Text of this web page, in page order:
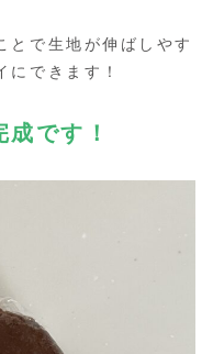
で生地が伸ばしやす
にできます！
です！